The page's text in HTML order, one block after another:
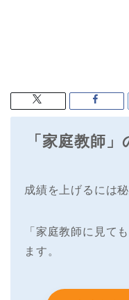
「家庭教師
成績を上げるには
「家庭教師に見て
ます。